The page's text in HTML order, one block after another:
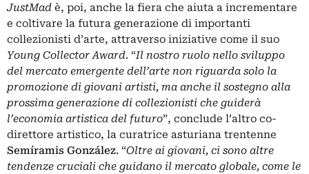
JustMad è, poi, anche la fiera che aiuta a incrementare
e coltivare la futura generazione di importanti
collezionisti d’arte, attraverso iniziative come il suo
Young Collector Award. “Il nostro ruolo nello sviluppo
del mercato emergente dell’arte non riguarda solo la
promozione di giovani artisti, ma anche il sostegno alla
prossima generazione di collezionisti che guiderà
l’economia artistica del futuro”, conclude l’altro co-
direttore artistico, la curatrice asturiana trentenne
Semíramis González. “Oltre ai giovani, ci sono altre
tendenze cruciali che guidano il mercato globale, come le